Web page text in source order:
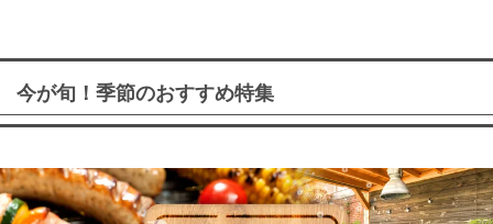
今が旬！季節のおすすめ特集